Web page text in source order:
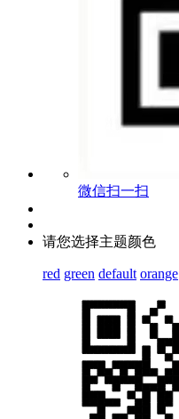
微信扫一扫
请您选择主题颜色
red green default orange